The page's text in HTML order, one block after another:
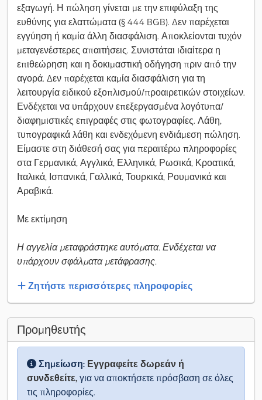
εξαγωγή. Η πώληση γίνεται με την επιφύλαξη της
ευθύνης για ελαττώματα (§ 444 BGB). Δεν παρέχεται
εγγύηση ή καμία άλλη διασφάλιση. Αποκλείονται τυχόν
μεταγενέστερες απαιτήσεις. Συνιστάται ιδιαίτερα η
επιθεώρηση και η δοκιμαστική οδήγηση πριν από την
αγορά. Δεν παρέχεται καμία διασφάλιση για τη
λειτουργία ειδικού εξοπλισμού/προαιρετικών στοιχείων.
Ενδέχεται να υπάρχουν επεξεργασμένα λογότυπα/
διαφημιστικές επιγραφές στις φωτογραφίες. Λάθη,
τυπογραφικά λάθη και ενδεχόμενη ενδιάμεση πώληση.
Είμαστε στη διάθεσή σας για περαιτέρω πληροφορίες
στα Γερμανικά, Αγγλικά, Ελληνικά, Ρωσικά, Κροατικά,
Ιταλικά, Ισπανικά, Γαλλικά, Τουρκικά, Ρουμανικά και
Αραβικά.
Με εκτίμηση
Η αγγελία μεταφράστηκε αυτόματα. Ενδέχεται να
υπάρχουν σφάλματα μετάφρασης.
Ζητήστε περισσότερες πληροφορίες
Προμηθευτής
Σημείωση: Εγγραφείτε δωρεάν ή
συνδεθείτε, για να αποκτήσετε πρόσβαση σε όλες
τις πληροφορίες.